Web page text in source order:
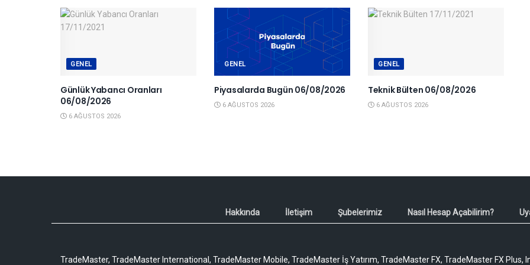
GENEL
Günlük Yabancı Oranları
06/08/2026
6 AĞUSTOS 2026
GENEL
Piyasalarda Bugün 06/08/2026
6 AĞUSTOS 2026
GENEL
Teknik Bülten 06/08/2026
6 AĞUSTOS 2026
Hakkında İletişim Şubelerimiz Nasıl Hesap Açabilirim?
TradeMaster, TradeMaster International, TradeMaster Mobile, TradeMaster İş Yatırım, TradeMaster FX, TradeMaster FX Plus,